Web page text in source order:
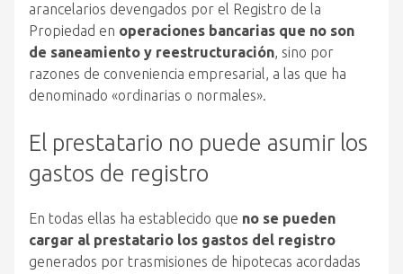
arancelarios devengados por el Registro de la
Propiedad en operaciones bancarias que no son
de saneamiento y reestructuración, sino por
razones de conveniencia empresarial, a las que ha
denominado «ordinarias o normales».
El prestatario no puede asumir los
gastos de registro
En todas ellas ha establecido que no se pueden
cargar al prestatario los gastos del registro
generados por trasmisiones de hipotecas acordadas